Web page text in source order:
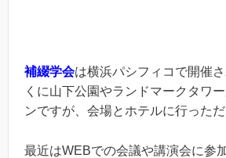
補綴学会は横浜パシフィコで開催
くに山下公園やランドマークタワ
ンですが、会場とホテルに行っただ
最近はWEBでの会議や講演会に参